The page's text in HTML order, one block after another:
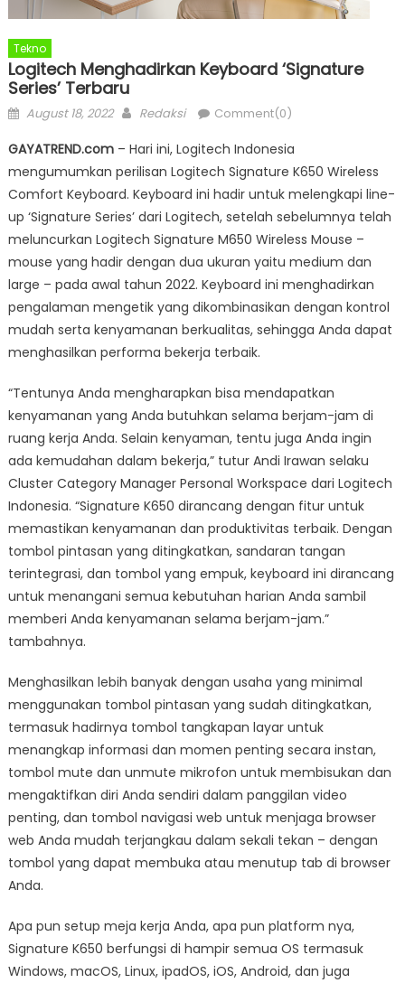
Tekno
Logitech Menghadirkan Keyboard ‘Signature
Series’ Terbaru
Posted
August 18, 2022 Author
Redaksi Comment(0)
GAYATREND.com– Hari ini, Logitech Indonesia
mengumumkan perilisan Logitech Signature K650 Wireless
Comfort Keyboard. Keyboard ini hadir untuk melengkapi line-
up ‘Signature Series’ dari Logitech, setelah sebelumnya telah
meluncurkan Logitech Signature M650 Wireless Mouse –
mouse yang hadir dengan dua ukuran yaitu medium dan
large – pada awal tahun 2022. Keyboard ini menghadirkan
pengalaman mengetik yang dikombinasikan dengan kontrol
mudah serta kenyamanan berkualitas, sehingga Anda dapat
menghasilkan performa bekerja terbaik.
“Tentunya Anda mengharapkan bisa mendapatkan
kenyamanan yang Anda butuhkan selama berjam-jam di
ruang kerja Anda. Selain kenyaman, tentu juga Anda ingin
ada kemudahan dalam bekerja,” tutur Andi Irawan selaku
Cluster Category Manager Personal Workspace dari Logitech
Indonesia. “Signature K650 dirancang dengan fitur untuk
memastikan kenyamanan dan produktivitas terbaik. Dengan
tombol pintasan yang ditingkatkan, sandaran tangan
terintegrasi, dan tombol yang empuk, keyboard ini dirancang
untuk menangani semua kebutuhan harian Anda sambil
memberi Anda kenyamanan selama berjam-jam.”
tambahnya.
Menghasilkan lebih banyak dengan usaha yang minimal
menggunakan tombol pintasan yang sudah ditingkatkan,
termasuk hadirnya tombol tangkapan layar untuk
menangkap informasi dan momen penting secara instan,
tombol mute dan unmute mikrofon untuk membisukan dan
mengaktifkan diri Anda sendiri dalam panggilan video
penting, dan tombol navigasi web untuk menjaga browser
web Anda mudah terjangkau dalam sekali tekan – dengan
tombol yang dapat membuka atau menutup tab di browser
Anda.
Apa pun setup meja kerja Anda, apa pun platform nya,
Signature K650 berfungsi di hampir semua OS termasuk
Windows, macOS, Linux, ipadOS, iOS, Android, dan juga